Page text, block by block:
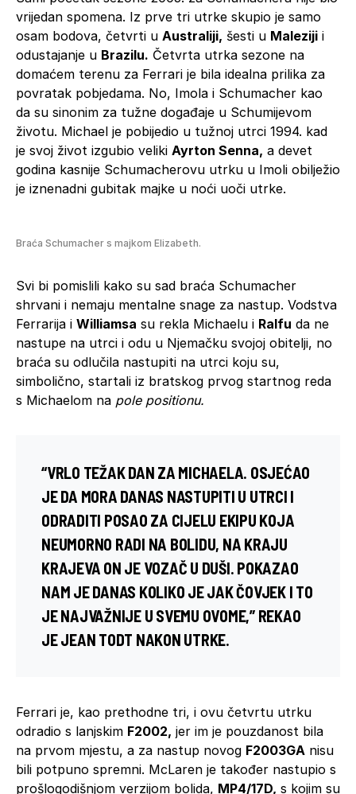
vrijedan spomena. Iz prve tri utrke skupio je samo
osam bodova, četvrti u Australiji, šesti u Maleziji i
odustajanje u Brazilu. Četvrta utrka sezone na
domaćem terenu za Ferrari je bila idealna prilika za
povratak pobjedama. No, Imola i Schumacher kao
da su sinonim za tužne događaje u Schumijevom
životu. Michael je pobijedio u tužnoj utrci 1994. kad
je svoj život izgubio veliki Ayrton Senna, a devet
godina kasnije Schumacherovu utrku u Imoli obilježio
je iznenadni gubitak majke u noći uoči utrke.
Braća Schumacher s majkom Elizabeth.
Svi bi pomislili kako su sad braća Schumacher
shrvani i nemaju mentalne snage za nastup. Vodstva
Ferrarija i Williamsa su rekla Michaelu i Ralfu da ne
nastupe na utrci i odu u Njemačku svojoj obitelji, no
braća su odlučila nastupiti na utrci koju su,
simbolično, startali iz bratskog prvog startnog reda
s Michaelom na pole positionu.
“VRLO TEŽAK DAN ZA MICHAELA. OSJEĆAO
JE DA MORA DANAS NASTUPITI U UTRCI I
ODRADITI POSAO ZA CIJELU EKIPU KOJA
NEUMORNO RADI NA BOLIDU, NA KRAJU
KRAJEVA ON JE VOZAČ U DUŠI. POKAZAO
NAM JE DANAS KOLIKO JE JAK ČOVJEK I TO
JE NAJVAŽNIJE U SVEMU OVOME,” REKAO
JE JEAN TODT NAKON UTRKE.
Ferrari je, kao prethodne tri, i ovu četvrtu utrku
odradio s lanjskim F2002, jer im je pouzdanost bila
na prvom mjestu, a za nastup novog F2003GA nisu
bili potpuno spremni. McLaren je također nastupio s
prošlogodišnjom verzijom bolida, MP4/17D, s kojim su